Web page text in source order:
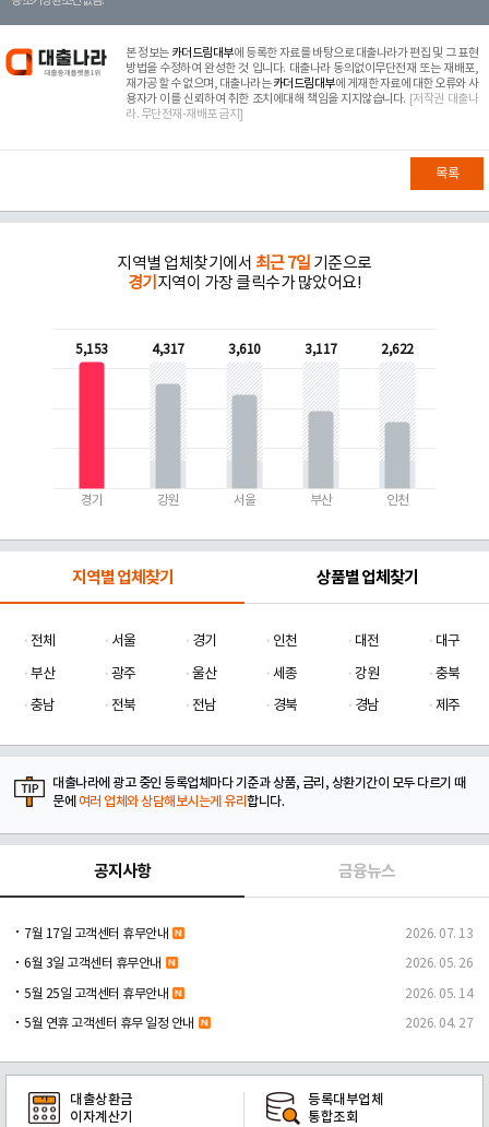
본 정보는 카더드림대부에 등록한 자료를 바탕으로 대출나라가 편집 및 그 표현
방법을 수정하여 완성한 것 입니다. 대출나라 동의없이무단전재 또는 재배포,
재가공 할 수 없으며, 대출나라는카더드림대부에 게재한 자료에 대한 오류와 사
용자가 이를 신뢰하여 취한 조치에대해 책임을 지지않습니다. [저작권 대출나
라. 무단전재-재배포 금지]
목록
지역별 업체찾기에서 최근 7일 기준으로
경기 지역이 가장 클릭수가 많았어요!
5,153
경기
4,317
강원
3,610
서울
3,117
부산
2,622
인천
지역별 업체찾기 상품별 업체찾기
전체 서울 경기 인천 대전
대구
부산
광주 울산 세종 강원
충북
충남
전북 전남 경북 경남 제주
대출나라에 광고 중인 등록업체마다 기준과 상품, 금리, 상환기간이 모두 다르기 때
문에 여러 업체와 상담해보시는게 유리합니다.
공지사항 금융뉴스
7월 17일 고객센터 휴무안내 2026. 07. 13
6월 3일 고객센터 휴무안내 2026. 05. 26
5월 25일 고객센터 휴무안내 2026. 05. 14
5월 연휴 고객센터 휴무 일정 안내 2026. 04. 27
대출상환금
이자계산기
등록대부업체
통합조회